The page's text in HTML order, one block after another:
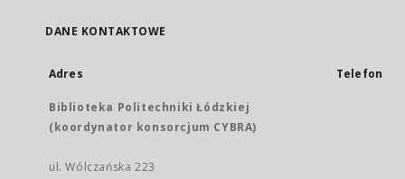
DANE KONTAKTOWE
Adres
Biblioteka Politechniki Łódzkiej
(koordynator konsorcjum CYBRA)
ul. Wólczańska 223
Telefon